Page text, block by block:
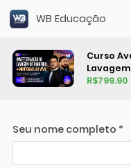
Seu nome completo *
Curso
R$799.90
WB Educação